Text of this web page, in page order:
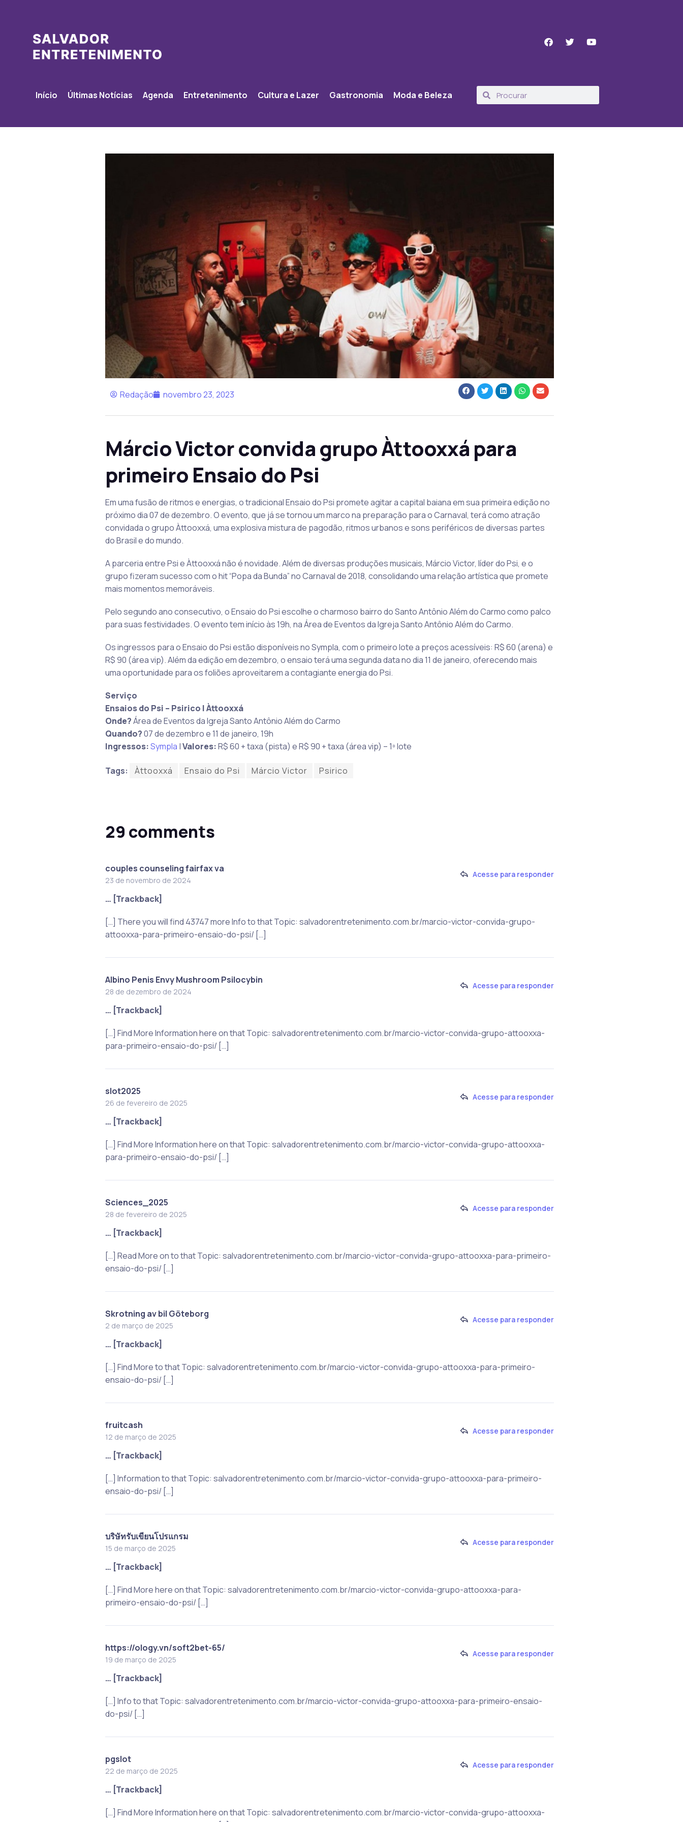
Início Últimas Notícias Agenda Entretenimento Cultura e Lazer Gastronomia Moda e Beleza
Redação novembro 23, 2023
Márcio Victor convida grupo Àttooxxá para
primeiro Ensaio do Psi
Em uma fusão de ritmos e energias, o tradicional Ensaio do Psi promete agitar a capital baiana em sua primeira edição no
próximo dia 07 de dezembro. O evento, que já se tornou um marco na preparação para o Carnaval, terá como atração
convidada o grupo Àttooxxá, uma explosiva mistura de pagodão, ritmos urbanos e sons periféricos de diversas partes
do Brasil e do mundo.
A parceria entre Psi e Àttooxxá não é novidade. Além de diversas produções musicais, Márcio Victor, líder do Psi, e o
grupo fizeram sucesso com o hit “Popa da Bunda” no Carnaval de 2018, consolidando uma relação artística que promete
mais momentos memoráveis.
Pelo segundo ano consecutivo, o Ensaio do Psi escolhe o charmoso bairro do Santo Antônio Além do Carmo como palco
para suas festividades. O evento tem início às 19h, na Área de Eventos da Igreja Santo Antônio Além do Carmo.
Os ingressos para o Ensaio do Psi estão disponíveis no Sympla, com o primeiro lote a preços acessíveis: R$ 60 (arena) e
R$ 90 (área vip). Além da edição em dezembro, o ensaio terá uma segunda data no dia 11 de janeiro, oferecendo mais
uma oportunidade para os foliões aproveitarem a contagiante energia do Psi.
Serviço
Ensaios do Psi – Psirico | Àttooxxá
Onde?Área de Eventos da Igreja Santo Antônio Além do Carmo
Quando?07 de dezembro e 11 de janeiro, 19h
Ingressos:Sympla |Valores:R$ 60 + taxa (pista) e R$ 90 + taxa (área vip) – 1º lote
Tags: Àttooxxá Ensaio do Psi Márcio Victor Psirico
29 comments
couples counseling fairfax va
23 de novembro de 2024
Acesse para responder
… [Trackback]
[…] There you will find 43747 more Info to that Topic: salvadorentretenimento.com.br/marcio-victor-convida-grupo-
attooxxa-para-primeiro-ensaio-do-psi/ […]
Albino Penis Envy Mushroom Psilocybin
28 de dezembro de 2024
Acesse para responder
… [Trackback]
[…] Find More Information here on that Topic: salvadorentretenimento.com.br/marcio-victor-convida-grupo-attooxxa-
para-primeiro-ensaio-do-psi/ […]
slot2025
26 de fevereiro de 2025
Acesse para responder
… [Trackback]
[…] Find More Information here on that Topic: salvadorentretenimento.com.br/marcio-victor-convida-grupo-attooxxa-
para-primeiro-ensaio-do-psi/ […]
Sciences_2025
28 de fevereiro de 2025
Acesse para responder
… [Trackback]
[…] Read More on to that Topic: salvadorentretenimento.com.br/marcio-victor-convida-grupo-attooxxa-para-primeiro-
ensaio-do-psi/ […]
Skrotning av bil Göteborg
2 de março de 2025
Acesse para responder
… [Trackback]
[…] Find More to that Topic: salvadorentretenimento.com.br/marcio-victor-convida-grupo-attooxxa-para-primeiro-
ensaio-do-psi/ […]
fruitcash
12 de março de 2025
Acesse para responder
… [Trackback]
[…] Information to that Topic: salvadorentretenimento.com.br/marcio-victor-convida-grupo-attooxxa-para-primeiro-
ensaio-do-psi/ […]
บริษัทรับเขียนโปรแกรม
15 de março de 2025
Acesse para responder
… [Trackback]
[…] Find More here on that Topic: salvadorentretenimento.com.br/marcio-victor-convida-grupo-attooxxa-para-
primeiro-ensaio-do-psi/ […]
https://ology.vn/soft2bet-65/
19 de março de 2025
Acesse para responder
… [Trackback]
[…] Info to that Topic: salvadorentretenimento.com.br/marcio-victor-convida-grupo-attooxxa-para-primeiro-ensaio-
do-psi/ […]
pgslot
22 de março de 2025
Acesse para responder
… [Trackback]
[…] Find More Information here on that Topic: salvadorentretenimento.com.br/marcio-victor-convida-grupo-attooxxa-